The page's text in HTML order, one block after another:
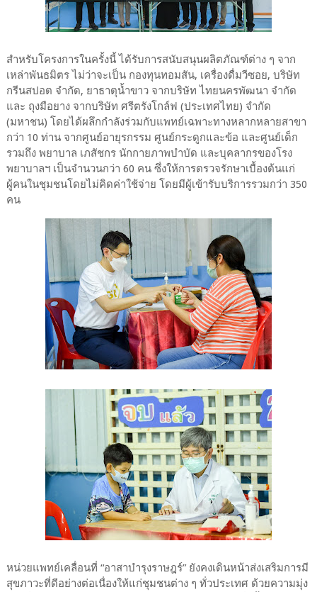
สำหรับโครงการในครั้งนี้ ได้รับการสนับสนุนผลิตภัณฑ์ต่าง ๆ จาก
เหล่าพันธมิตร ไม่ว่าจะเป็น กองทุนทอมสัน, เครื่องดื่มวีซอย, บริษัท
กรีนสปอต จำกัด, ยาธาตุน้ำขาว จากบริษัท ไทยนครพัฒนา จำกัด
และ ถุงมือยาง จากบริษัท ศรีตรังโกล์ฟ (ประเทศไทย) จำกัด
(มหาชน) โดยได้ผลึกกำลังร่วมกับแพทย์เฉพาะทางหลากหลายสาขา
กว่า 10 ท่าน จากศูนย์อายุรกรรม ศูนย์กระดูกและข้อ และศูนย์เด็ก
รวมถึง พยาบาล เภสัชกร นักกายภาพบำบัด และบุคลากรของโรง
พยาบาลฯ เป็นจำนวนกว่า 60 คน ซึ่งให้การตรวจรักษาเบื้องต้นแก่
ผู้คนในชุมชนโดยไม่คิดค่าใช้จ่าย โดยมีผู้เข้ารับบริการรวมกว่า 350
คน
หน่วยแพทย์เคลื่อนที่ “อาสาบำรุงราษฎร์” ยังคงเดินหน้าส่งเสริมการมี
สุขภาวะที่ดีอย่างต่อเนื่องให้แก่ชุมชนต่าง ๆ ทั่วประเทศ ด้วยความมุ่ง